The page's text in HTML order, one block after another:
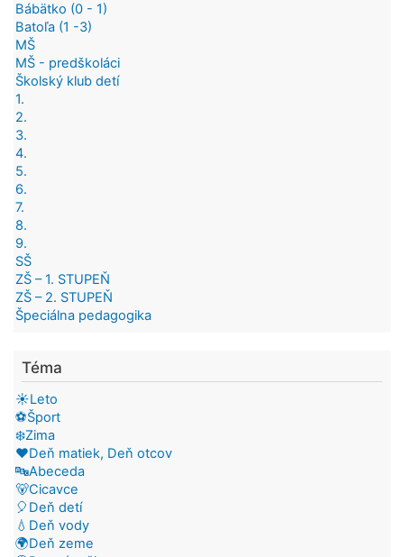
Bábätko (0 - 1)
Batoľa (1 -3)
MŠ
MŠ - predškoláci
Školský klub detí
1.
2.
3.
4.
5.
6.
7.
8.
9.
SŠ
ZŠ – 1. STUPEŇ
ZŠ – 2. STUPEŇ
Špeciálna pedagogika
Téma
☀️Leto
⚽Šport
❄️Zima
❤️Deň matiek, Deň otcov
🔤Abeceda
🐻Cicavce
🎈Deň detí
💧Deň vody
🌍Deň zeme